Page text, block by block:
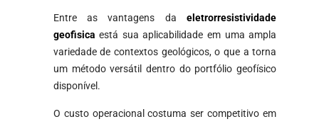
Entre as vantagens daeletrorresistividade
geofisica está sua aplicabilidade em uma ampla
variedade de contextos geológicos, o que a torna
um método versátil dentro do portfólio geofísico
disponível.
O custo operacional costuma ser competitivo em